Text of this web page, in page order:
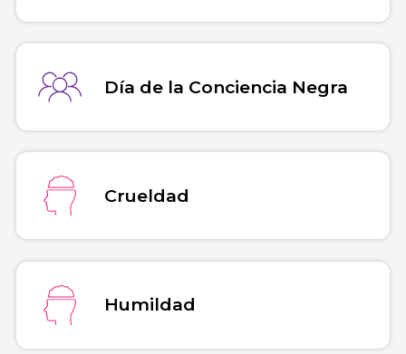
Día de la Conciencia Negra
Crueldad
Humildad